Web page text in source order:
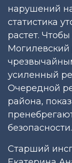
нарушений
статистика
растет.
усиленный
Очередной
района,
безопасности.
Старший